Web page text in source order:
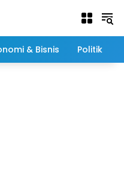
& Bisnis Politik